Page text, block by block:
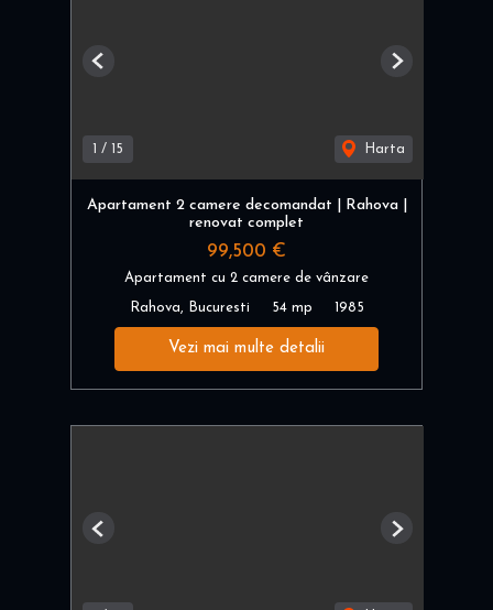
1 / 15 Harta
Previous Next
Apartament 2 camere decomandat | Rahova |
renovat complet
99,500 €
Apartament cu 2 camere de vânzare
Rahova, Bucuresti 54 mp 1985
Vezi mai multe detalii
Previous Next